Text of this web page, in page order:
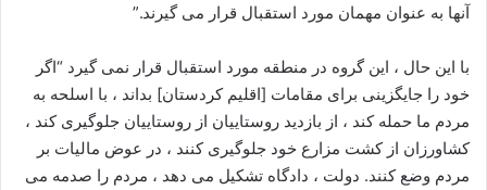
آنها به عنوان مهمان مورد استقبال قرار می گیرند.”
با این حال ، این گروه در منطقه مورد استقبال قرار نمی گیرد “اگر
خود را جایگزینی برای مقامات [اقلیم کردستان] بداند ، با اسلحه به
مردم ما حمله کند ، از بازدید روستاییان از روستاییان جلوگیری کند ،
کشاورزان از کشت مزارع خود جلوگیری کنند ، در عوض مالیات بر
مردم وضع کنند. دولت ، دادگاه تشکیل می دهد ، مردم را صدمه می